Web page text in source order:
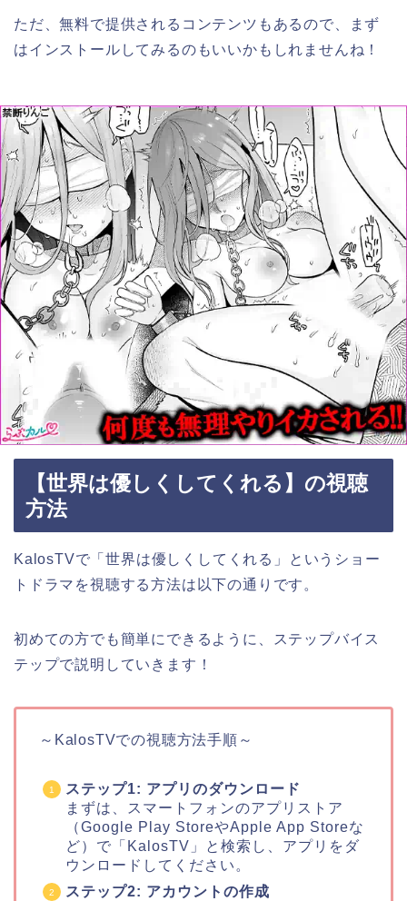
ただ、無料で提供されるコンテンツもあるので、まず
はインストールしてみるのもいいかもしれませんね！
【世界は優しくしてくれる】の視聴
方法
KalosTVで「世界は優しくしてくれる」というショー
トドラマを視聴する方法は以下の通りです。
初めての方でも簡単にできるように、ステップバイス
テップで説明していきます！
～KalosTVでの視聴方法手順～
ステップ1: アプリのダウンロード
まずは、スマートフォンのアプリストア
（Google Play StoreやApple App Storeな
ど）で「KalosTV」と検索し、アプリをダ
ウンロードしてください。
ステップ2: アカウントの作成